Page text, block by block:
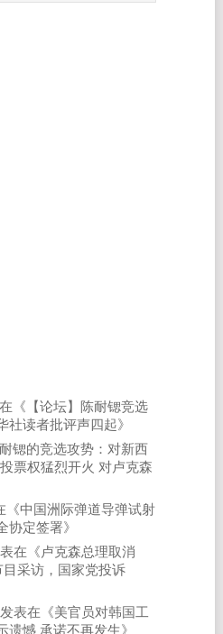
《 【论坛】陈耐锶竞选
社读者批评声四起》
锶的竞选攻势：对新西
票权猛烈开火 对卢克森
《中国洲际弹道导弹试射
协定签署》
在《卢克森总理取消
采访，国家党投诉
表在《美官员对韩国工
遗憾 承诺不再发生》